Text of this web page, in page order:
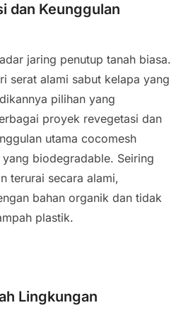
dan Keunggulan
jaring penutup tanah biasa.
serat alami sabut kelapa yang
pilihan yang
proyek revegetasi dan
utama cocomesh
biodegradable. Seiring
terurai secara alami,
bahan organik dan tidak
plastik.
Lingkungan